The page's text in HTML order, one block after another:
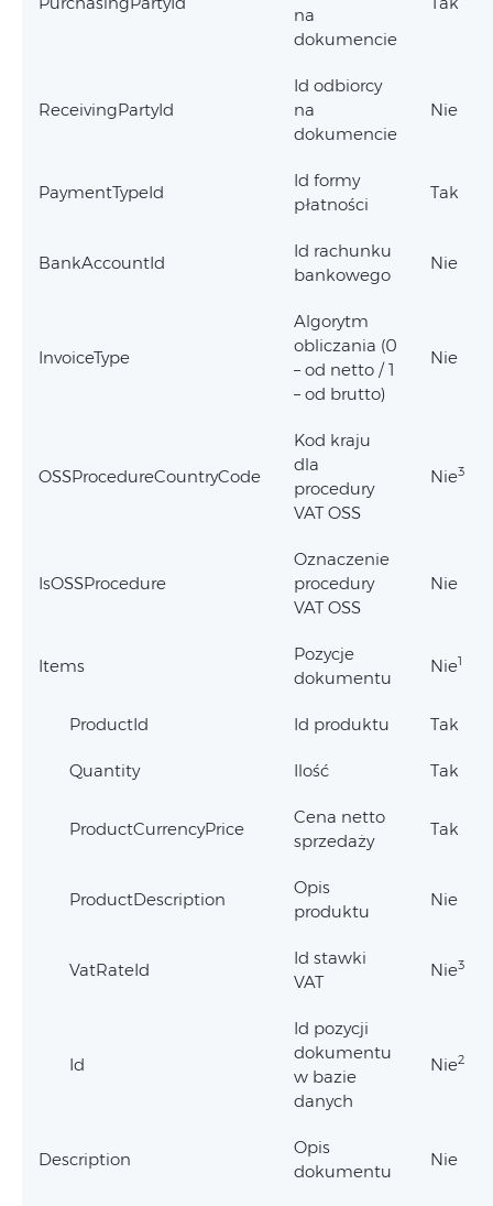
na
dokumencie
ReceivingPartyId
Id odbiorcy
na
dokumencie
Nie
PaymentTypeId
Id formy
płatności
Tak
BankAccountId
Id rachunku
bankowego
Nie
InvoiceType
Algorytm
obliczania (0
– od netto / 1
– od brutto)
Nie
OSSProcedureCountryCode
Kod kraju
dla
procedury
VAT OSS
Nie3
IsOSSProcedure
Oznaczenie
procedury
VAT OSS
Nie
Items
Pozycje
dokumentu
Nie1
ProductId Id produktu Tak
Quantity Ilość Tak
ProductCurrencyPrice
Cena netto
sprzedaży
Tak
ProductDescription
Opis
produktu
Nie
VatRateId
Id stawki
VAT
Nie3
Id
Id pozycji
dokumentu
w bazie
danych
Nie2
Description
Opis
dokumentu
Nie